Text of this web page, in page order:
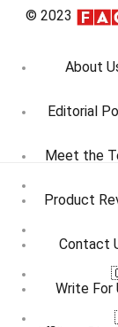
© 2023
About
Editorial
Meet the
Product
Contact
Write For